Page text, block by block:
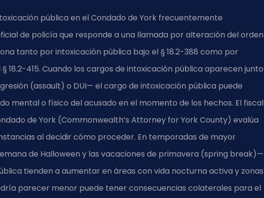
pública en el Condado de York frecuentemente
de policía que responde a una llamada por alteración del orden
tanto por intoxicación pública bajo el § 18.2-388 como por
§ 18.2-415. Cuando los cargos de intoxicación pública aparecen junto
(assault) o DUI— el cargo de intoxicación pública puede
mental o físico del acusado en el momento de los hechos. El fiscal
de York (Commonwealth’s Attorney for York County) evalúa
al decidir cómo proceder. En temporadas de mayor
de Halloween y las vacaciones de primavera (spring break)—
tienden a aumentar en áreas con vida nocturna activa y zonas
parecer menor puede tener consecuencias colaterales para el